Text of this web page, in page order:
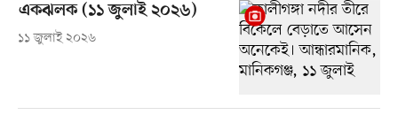
একঝলক (১১ জুলাই ২০২৬)
১১ জুলাই ২০২৬